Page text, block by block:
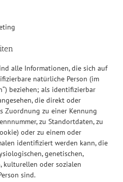
alle Informationen, die sich auf
natürliche Person (im
beziehen; als identifizierbar
die direkt oder
Zuordnung zu einer Kennung
zu Standortdaten, zu
oder zu einem oder
identifiziert werden kann, die
genetischen,
kulturellen oder sozialen
sind.